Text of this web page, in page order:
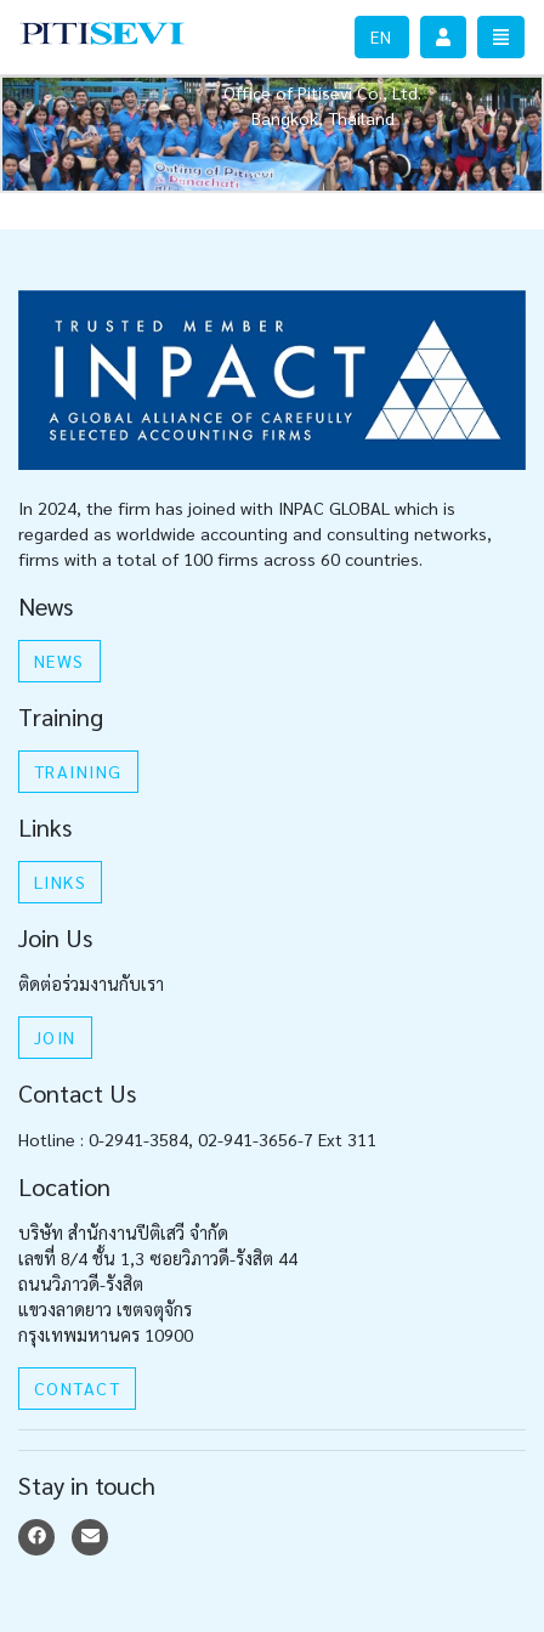
PITISEVI - go to homepage
EN
Office of Pitisevi Co., Ltd.
Bangkok, Thailand
In 2024, the firm has joined with INPAC GLOBAL which is
regarded as worldwide accounting and consulting networks,
firms with a total of 100 firms across 60 countries.
News
NEWS
Training
TRAINING
Links
LINKS
Join Us
ติดต่อร่วมงานกับเรา
JOIN
Contact Us
Hotline : 0-2941-3584, 02-941-3656-7 Ext 311
Location
บริษัท สำนักงานปีติเสวี จำกัด
เลขที่ 8/4 ชั้น 1,3 ซอยวิภาวดี-รังสิต 44
ถนนวิภาวดี-รังสิต
แขวงลาดยาว เขตจตุจักร
กรุงเทพมหานคร 10900
CONTACT
Stay in touch